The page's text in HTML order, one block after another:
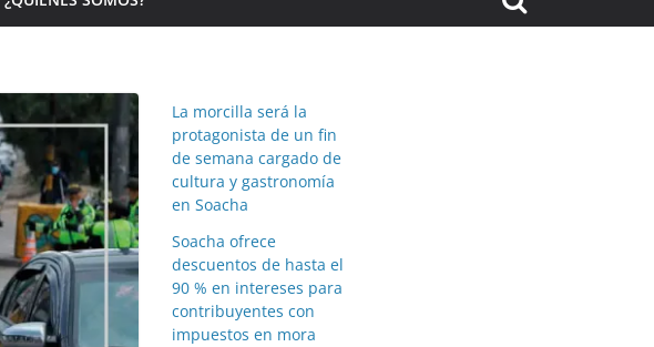
La morcilla será la
protagonista de un fin
de semana cargado de
cultura y gastronomía
en Soacha
Soacha ofrece
descuentos de hasta el
90 % en intereses para
contribuyentes con
impuestos en mora